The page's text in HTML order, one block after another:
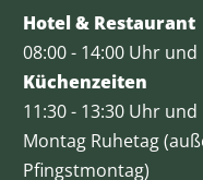
Hotel & Restaurant
08:00 - 14:00 Uhr
Küchenzeiten
11:30 - 13:30 Uhr
Montag Ruhetag
Pfingstmontag)